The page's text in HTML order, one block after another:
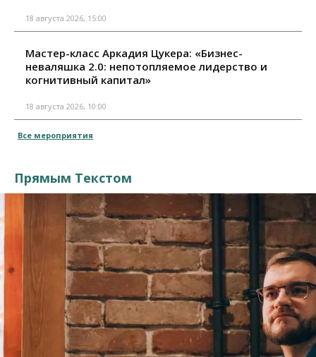
18 августа 2026, 15:00
Мастер-класс Аркадия Цукера: «Бизнес-
неваляшка 2.0: непотопляемое лидерство и
когнитивный капитал»
18 августа 2026, 10:00
Все мероприятия
Прямым Текстом